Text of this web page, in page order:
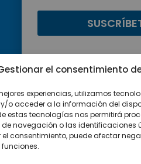
el consentimiento
experiencias, utilizamos
o acceder a la información del
estas tecnologías nos permitirá
navegación o las identificaciones
el consentimiento, puede afectar